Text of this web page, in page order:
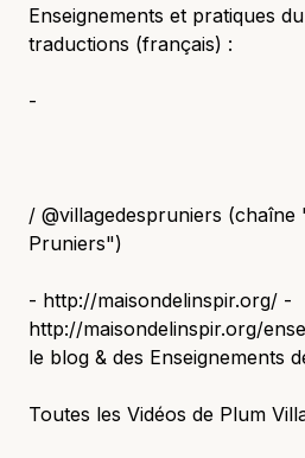
Enseignements et pratiques
traductions (français) :
-
/ @villagedespruniers (chaîne
Pruniers")
- http://maisondelinspir.org/ -
http://maisondelinspir.org/
le blog & des Enseignements
Toutes les Vidéos de Plum